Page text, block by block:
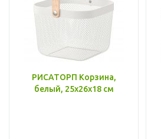
РИСАТОРП Корзина,
белый, 25x26x18 см